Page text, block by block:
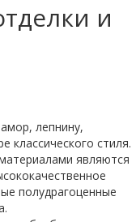
и
лепнину,
классического стиля.
являются
полудрагоценные